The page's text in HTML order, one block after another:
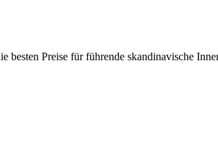
besten Preise für führende skandinavische